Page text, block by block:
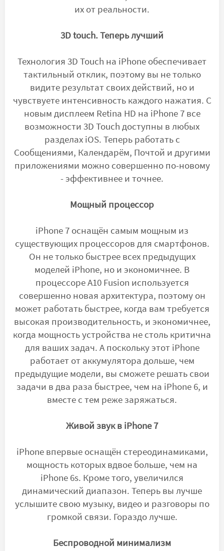
их от реальности.
3D touch. Теперь лучший
Технология 3D Touch на iPhone обеспечивает
тактильный отклик, поэтому вы не только
видите результат своих действий, но и
чувствуете интенсивность каждого нажатия. С
новым дисплеем Retina HD на iPhone 7 все
возможности 3D Touch доступны в любых
разделах iOS. Теперь работать с
Сообщениями, Календарём, Почтой и другими
приложениями можно совершенно по-новому
- эффективнее и точнее.
Мощный процессор
iPhone 7 оснащён самым мощным из
существующих процессоров для смартфонов.
Он не только быстрее всех предыдущих
моделей iPhone, но и экономичнее. В
процессоре A10 Fusion используется
совершенно новая архитектура, поэтому он
может работать быстрее, когда вам требуется
высокая производительность, и экономичнее,
когда мощность устройства не столь критична
для ваших задач. А поскольку этот iPhone
работает от аккумулятора дольше, чем
предыдущие модели, вы сможете решать свои
задачи в два раза быстрее, чем на iPhone 6, и
вместе с тем реже заряжаться.
Живой звук в iPhone 7
iPhone впервые оснащён стереодинамиками,
мощность которых вдвое больше, чем на
iPhone 6s. Кроме того, увеличился
динамический диапазон. Теперь вы лучше
услышите свою музыку, видео и разговоры по
громкой связи. Гораздо лучше.
Беспроводной минимализм